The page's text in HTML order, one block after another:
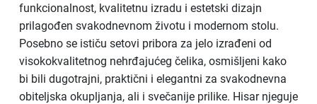
funkcionalnost, kvalitetnu izradu i estetski dizajn
prilagođen svakodnevnom životu i modernom stolu.
Posebno se ističu setovi pribora za jelo izrađeni od
visokokvalitetnog nehrđajućeg čelika, osmišljeni kako
bi bili dugotrajni, praktični i elegantni za svakodnevna
obiteljska okupljanja, ali i svečanije prilike. Hisar njeguje